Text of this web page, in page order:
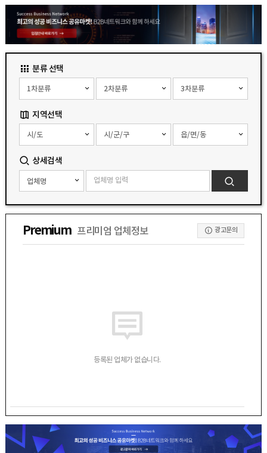
분류 선택
지역선택
상세검색
Premium 프리미엄 업체정보 광고문의
등록된 업체가 없습니다.